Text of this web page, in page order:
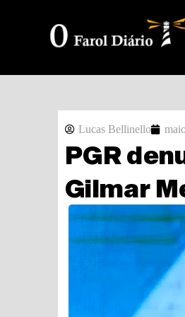
Lucas Bellinello
PGR
Gilmar